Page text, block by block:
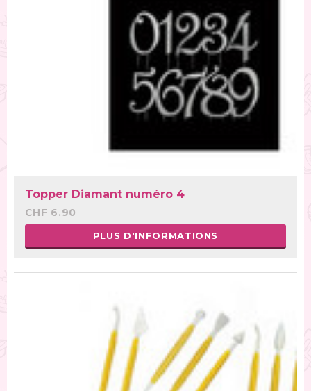
Topper Diamant numéro 4
CHF 6.90
PLUS D'INFORMATIONS